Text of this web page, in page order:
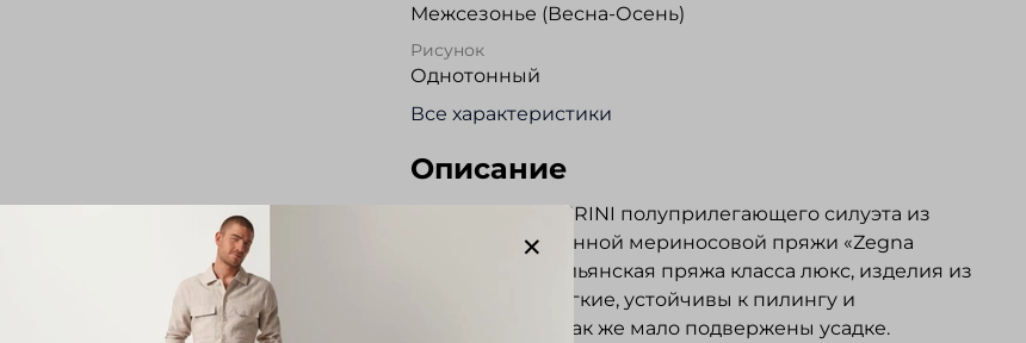
Межсезонье (Весна-Осень)
Рисунок
Однотонный
Все характеристики
Описание
Поло ENRICO CERINI полуприлегающего силуэта из
высококачественной мериносовой пряжи «Zegna
Baruffa»-это итальянская пряжа класса люкс, изделия из
такой пряжи мягкие, устойчивы к пилингу и
выцветанию, а так же мало подвержены усадке.